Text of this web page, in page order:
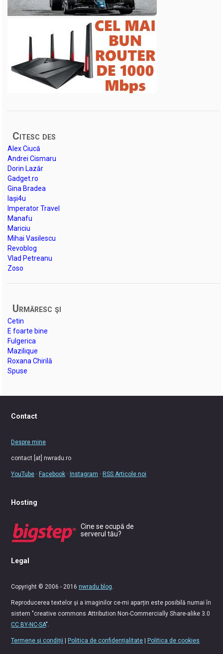
Citesc des
Alex Ciucă
Andrei Cismaru
Dorin Lazăr
Gadget.ro
Gina Bradea
Iași4u
Imperator Travel
Manafu
Mariciu
Mihai Vasilescu
Revoblog
Vlad Petreanu
Zoso
Urmăresc şi
Cetin
E foarte bine
Fulgerica
Mazilique
Roxana Chirilă
Spuse
Contact
Despre mine
contact [at] nwradu.ro
YouTube · Facebook · Instagram · RSS Articole noi
Hosting
Cine se ocupă de
serverul tău?
Legal
Copyright © 2006 - 2016nwradu blog.
Reproducerea textelor și a imaginilor ce-mi aparțin este posibilă numai în
sistem "creative commons Attribution Non-Commercially Share-alike 3.0
CC BY-NC-SA".
Termene și condiții Politica de confidențialitate Politica de cookies